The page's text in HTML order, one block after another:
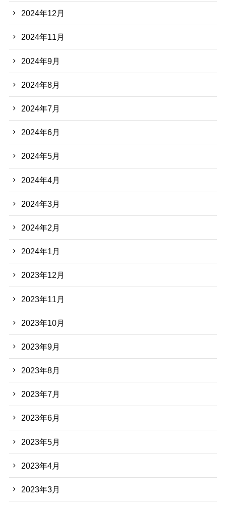
2024年12月
2024年11月
2024年9月
2024年8月
2024年7月
2024年6月
2024年5月
2024年4月
2024年3月
2024年2月
2024年1月
2023年12月
2023年11月
2023年10月
2023年9月
2023年8月
2023年7月
2023年6月
2023年5月
2023年4月
2023年3月